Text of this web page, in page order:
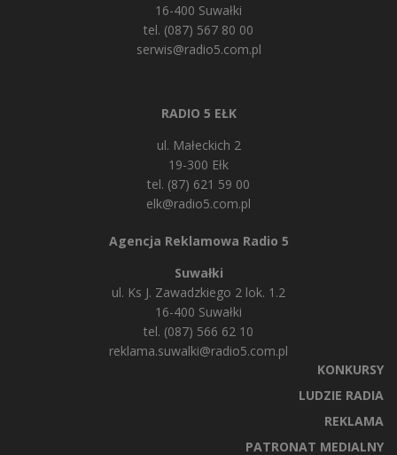
16-400 Suwałki
tel. (087) 567 80 00
serwis@radio5.com.pl
RADIO 5 EŁK
ul. Małeckich 2
19-300 Ełk
tel. (87) 621 59 00
elk@radio5.com.pl
Agencja Reklamowa Radio 5
Suwałki
ul. Ks J. Zawadzkiego 2 lok. 1.2
16-400 Suwałki
tel. (087) 566 62 10
reklama.suwalki@radio5.com.pl
KONKURSY
LUDZIE RADIA
REKLAMA
PATRONAT MEDIALNY